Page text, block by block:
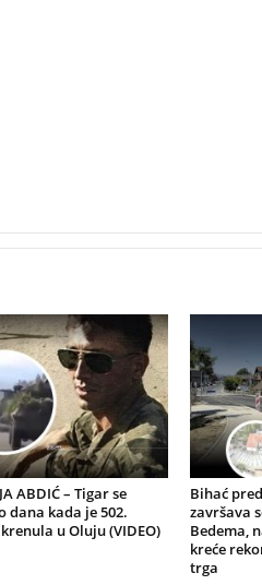
ABDIĆ – Tigar se
dana kada je 502.
u Oluju (VIDEO)
Bihać
završava
Bedema,
kreće
trga